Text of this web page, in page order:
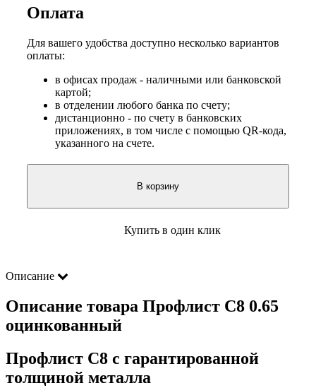
Оплата
Для вашего удобства доступно несколько вариантов
оплаты:
в офисах продаж - наличными или банковской
картой;
в отделении любого банка по счету;
дистанционно - по счету в банковских
приложениях, в том числе с помощью QR-кода,
указанного на счете.
В корзину
Купить в один клик
Описание
Описание товара Профлист С8 0.65
оцинкованный
Профлист С8 с гарантированной
толщиной металла